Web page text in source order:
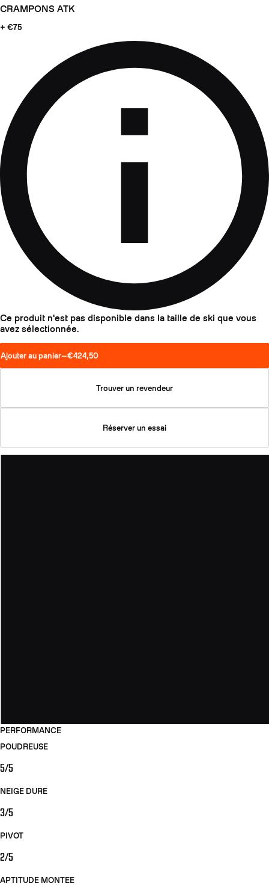
CRAMPONS ATK
+ €75
Ce produit n'est pas disponible dans la taille de ski que vous
avez sélectionnée.
Ajouter au panier—€424,50
Trouver un revendeur
Réserver un essai
PERFORMANCE
POUDREUSE
5/5
NEIGE DURE
3/5
PIVOT
2/5
APTITUDE MONTEE